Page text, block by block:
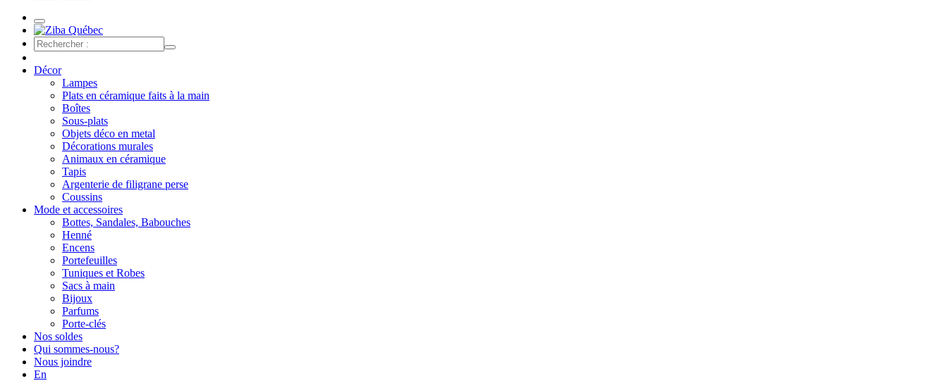
Décor
Lampes
Plats en céramique faits à la main
Boîtes
Sous-plats
Objets déco en metal
Décorations murales
Animaux en céramique
Tapis
Argenterie de filigrane perse
Coussins
Mode et accessoires
Bottes, Sandales, Babouches
Henné
Encens
Portefeuilles
Tuniques et Robes
Sacs à main
Bijoux
Parfums
Porte-clés
Nos soldes
Qui sommes-nous?
Nous joindre
En